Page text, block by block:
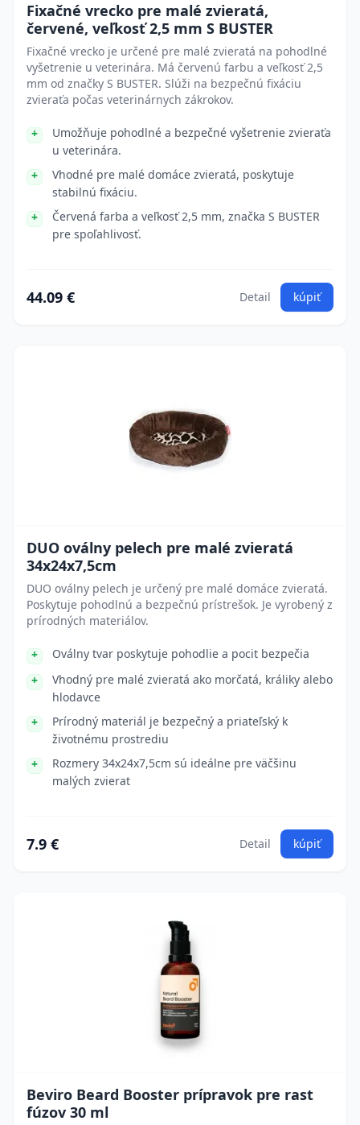
Fixačné vrecko pre malé zvieratá,
červené, veľkosť 2,5 mm S BUSTER
Fixačné vrecko je určené pre malé zvieratá na pohodlné
vyšetrenie u veterinára. Má červenú farbu a veľkosť 2,5
mm od značky S BUSTER. Slúži na bezpečnú fixáciu
zvieraťa počas veterinárnych zákrokov.
Umožňuje pohodlné a bezpečné vyšetrenie zvieraťa
u veterinára.
Vhodné pre malé domáce zvieratá, poskytuje
stabilnú fixáciu.
Červená farba a veľkosť 2,5 mm, značka S BUSTER
pre spoľahlivosť.
44.09 € Detail kúpiť
DUO oválny pelech pre malé zvieratá
34x24x7,5cm
DUO oválny pelech je určený pre malé domáce zvieratá.
Poskytuje pohodlnú a bezpečnú prístrešok. Je vyrobený z
prírodných materiálov.
Oválny tvar poskytuje pohodlie a pocit bezpečia
Vhodný pre malé zvieratá ako morčatá, králiky alebo
hlodavce
Prírodný materiál je bezpečný a priateľský k
životnému prostrediu
Rozmery 34x24x7,5cm sú ideálne pre väčšinu
malých zvierat
7.9 € Detail kúpiť
Beviro Beard Booster prípravok pre rast
fúzov 30 ml